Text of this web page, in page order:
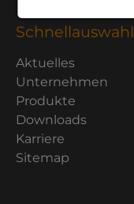
Schnellauswahl
Aktuelles
Unternehmen
Produkte
Downloads
Karriere
Sitemap